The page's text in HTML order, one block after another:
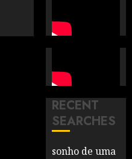
RECENT
SEARCHES
sonho de uma